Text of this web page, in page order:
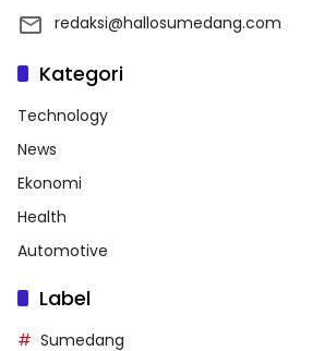
redaksi@hallosumedang.com
Kategori
Technology
News
Ekonomi
Health
Automotive
Label
Sumedang